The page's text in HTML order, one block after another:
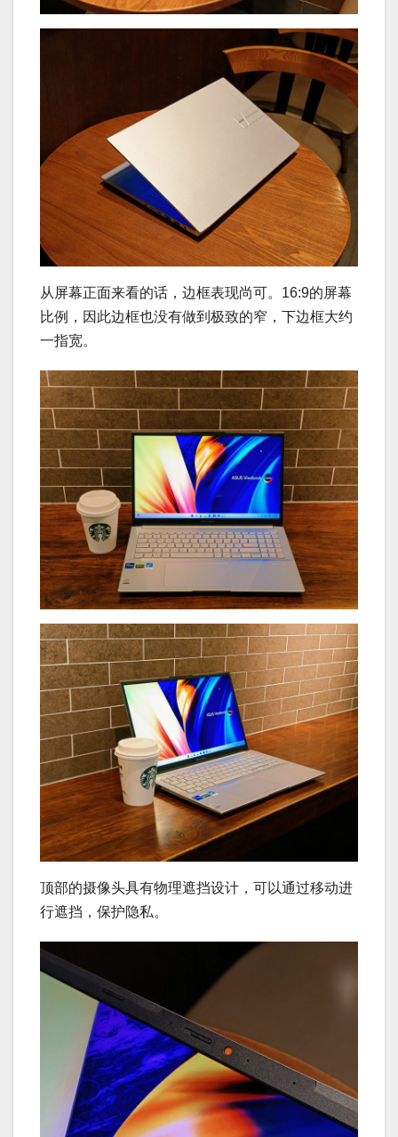
从屏幕正面来看的话，边框表现尚可。16:9的屏幕
比例，因此边框也没有做到极致的窄，下边框大约
一指宽。
顶部的摄像头具有物理遮挡设计，可以通过移动进
行遮挡，保护隐私。